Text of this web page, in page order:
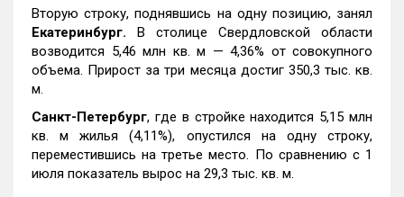
Вторую строку, поднявшись на одну позицию, занял
Екатеринбург. В столице Свердловской области
возводится 5,46 млн кв. м — 4,36% от совокупного
объема. Прирост за три месяца достиг 350,3 тыс. кв.
м.
Санкт-Петербург, где в стройке находится 5,15 млн
кв. м жилья (4,11%), опустился на одну строку,
переместившись на третье место. По сравнению с 1
июля показатель вырос на 29,3 тыс. кв. м.